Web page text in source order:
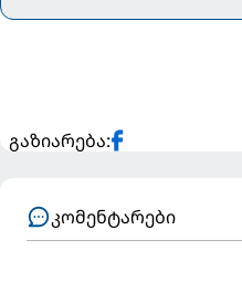
გაზიარება:
კომენტარები